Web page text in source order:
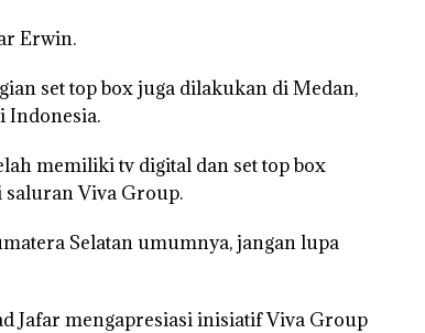
Erwin.
set top box juga dilakukan di Medan,
Indonesia.
memiliki tv digital dan set top box
Viva Group.
Selatan umumnya, jangan lupa
Jafar mengapresiasi inisiatif Viva Group